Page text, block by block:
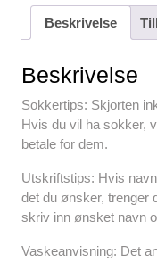
c
b
o
o
k
tt
ail
Beskrivelse
Beskrivelse
Sokkertips: Skjorten
Hvis du vil ha sokker,
betale for dem.
Utskriftstips: Hvis
det du ønsker, trenger
skriv inn ønsket navn
Vaskeanvisning: Det